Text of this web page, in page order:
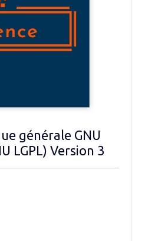
générale GNU
LGPL) Version 3